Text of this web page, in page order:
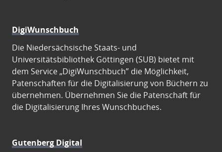
DigiWunschbuch
Die Niedersächsische Staats- und
Universitätsbibliothek Göttingen (SUB) bietet mit
dem Service „DigiWunschbuch” die Möglichkeit,
Patenschaften für die Digitalisierung von Büchern zu
übernehmen. Übernehmen Sie die Patenschaft für
die Digitalisierung Ihres Wunschbuches.
Gutenberg Digital